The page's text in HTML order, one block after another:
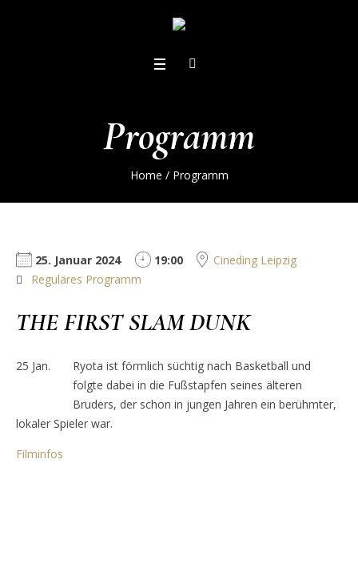
Programm
Home / Programm
25. Januar 2024 19:00
Cineding Leipzig
Reguläres Programm
THE FIRST SLAM DUNK
25 Jan.
Ryota ist förmlich süchtig nach Basketball und
folgte dabei in die Fußstapfen seines älteren
Bruders, der schon in jungen Jahren ein berühmter,
lokaler Spieler war.
Filminfos